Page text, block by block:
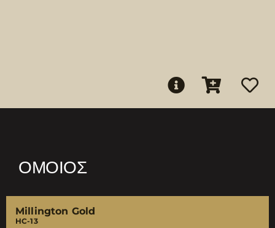
ΌΜΟΙΟΣ
Millington Gold
HC-13